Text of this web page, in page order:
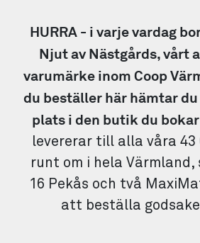
HURRA - i varje vardag
Njut av Nästgårds, vårt
varumärke inom Coop
du beställer här hämtar
plats i den butik du
levererar till alla våra 43
runt om i hela
16 Pekås och två
att beställa